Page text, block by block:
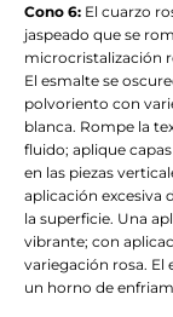
Cono 6: El cuarzo
jaspeado que se
microcristalización
El esmalte se
polvoriento con
blanca. Rompe la
fluido; aplique
en las piezas
aplicación excesiva
la superficie. Una
vibrante; con
variegación rosa. El
un horno de